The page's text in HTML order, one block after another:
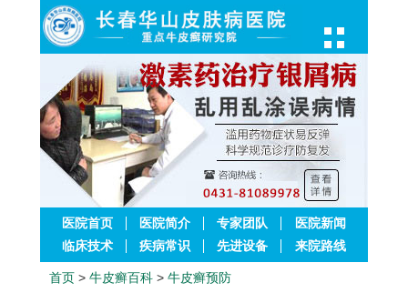
医院首页 医院简介 专家团队
医院新闻
临床技术
疾病常识 先进设备 来院路线
首页 > 牛皮癣百科 > 牛皮癣预防